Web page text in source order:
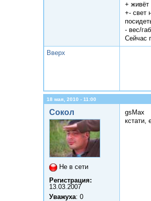
+ живёт
+- свет
- вес/
Сейчас
Вверх
18 мая, 2010 - 11:00
Сокол
Не в сети
Регистрация:
13.03.2007
Уважуха: 0
gsMax
кстати,